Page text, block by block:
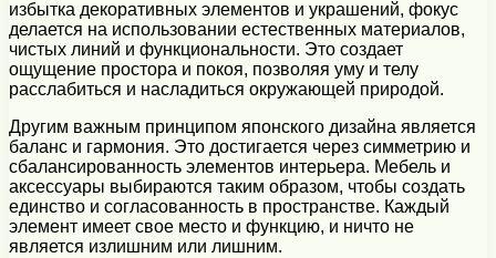
избытка декоративных элементов и украшений, фокус
делается на использовании естественных материалов,
чистых линий и функциональности. Это создает
ощущение простора и покоя, позволяя уму и телу
расслабиться и насладиться окружающей природой.
Другим важным принципом японского дизайна является
баланс и гармония. Это достигается через симметрию и
сбалансированность элементов интерьера. Мебель и
аксессуары выбираются таким образом, чтобы создать
единство и согласованность в пространстве. Каждый
элемент имеет свое место и функцию, и ничто не
является излишним или лишним.